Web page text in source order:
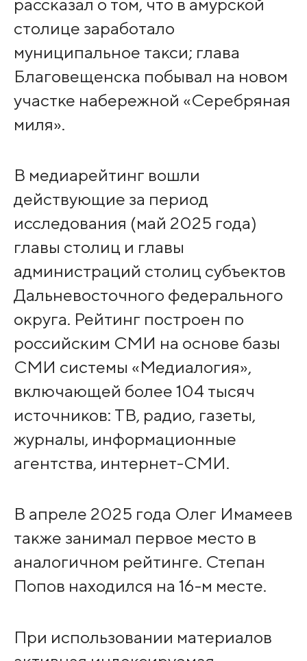
рассказал о том, что в амурской
столице заработало
муниципальное такси; глава
Благовещенска побывал на новом
участке набережной «Серебряная
миля».
В медиарейтинг вошли
действующие за период
исследования (май 2025 года)
главы столиц и главы
администраций столиц субъектов
Дальневосточного федерального
округа. Рейтинг построен по
российским СМИ на основе базы
СМИ системы «Медиалогия»,
включающей более 104 тысяч
источников: ТВ, радио, газеты,
журналы, информационные
агентства, интернет-СМИ.
В апреле 2025 года Олег Имамеев
также занимал первое место в
аналогичном рейтинге. Степан
Попов находился на 16-м месте.
При использовании материалов